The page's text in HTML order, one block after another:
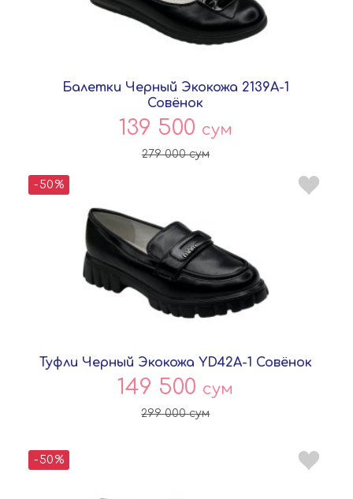
Балетки Черный Экокожа 2139A-1
Совёнок
139 500 сум
279 000сум
-50%
Туфли Черный Экокожа YD42A-1 Совёнок
149 500 сум
299 000сум
-50%